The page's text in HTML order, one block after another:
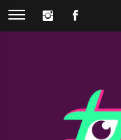
Skip
INSTAGRAM